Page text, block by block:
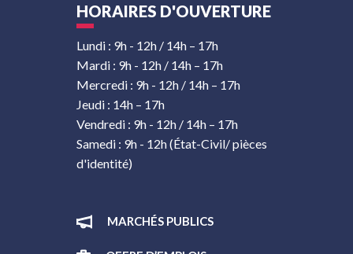
HORAIRES D'OUVERTURE
Lundi : 9h - 12h / 14h – 17h
Mardi : 9h - 12h / 14h – 17h
Mercredi : 9h - 12h / 14h – 17h
Jeudi : 14h – 17h
Vendredi : 9h - 12h / 14h – 17h
Samedi : 9h - 12h (État-Civil/ pièces
d'identité)
MARCHÉS PUBLICS